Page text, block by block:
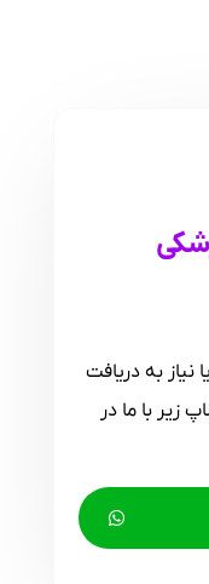
به دریافت
زیر با ما در